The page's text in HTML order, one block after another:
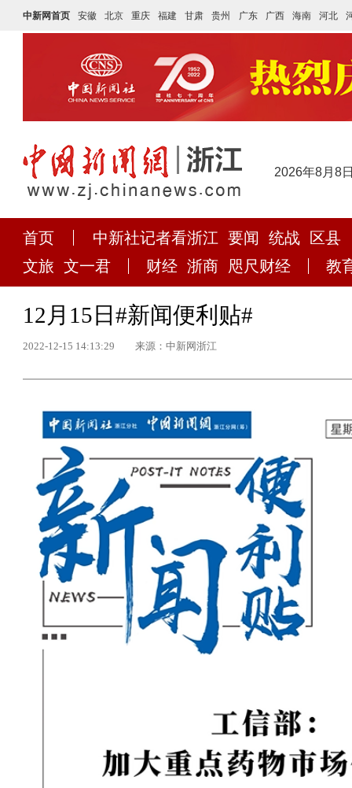
中新网首页 安徽 北京 重庆 福建 甘肃 贵州 广东 广西 海南 河北
2026年8月8
首页 中新社记者看浙江 要闻 统战
区县
文旅 文一君 财经 浙商 咫尺财经 教
12月15日#新闻便利贴#
2022-12-15 14:13:29 来源：中新网浙江